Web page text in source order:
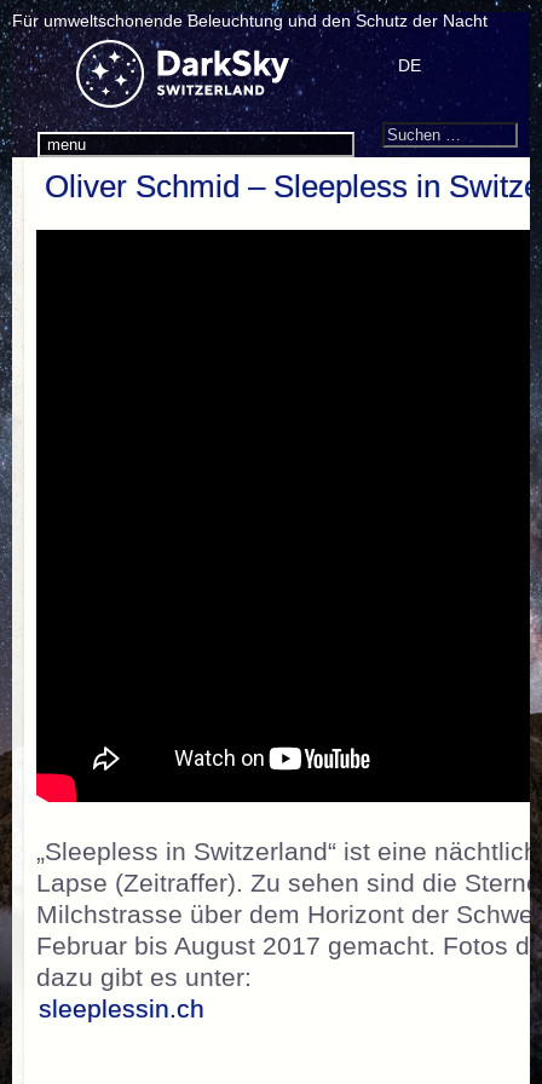
Für umweltschonende Beleuchtung und den Schutz der Nacht
menu
DE
Search
Suchen
Oliver Schmid – Sleepless in
„Sleepless in Switzerland“ ist eine
Lapse (Zeitraffer). Zu sehen sind die
Milchstrasse über dem Horizont der
Februar bis August 2017 gemacht. Fotos
dazu gibt es unter:
sleeplessin.ch